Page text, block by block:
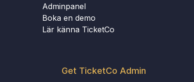
Adminpanel
Boka en demo
Lär känna TicketCo
Get TicketCo Admin